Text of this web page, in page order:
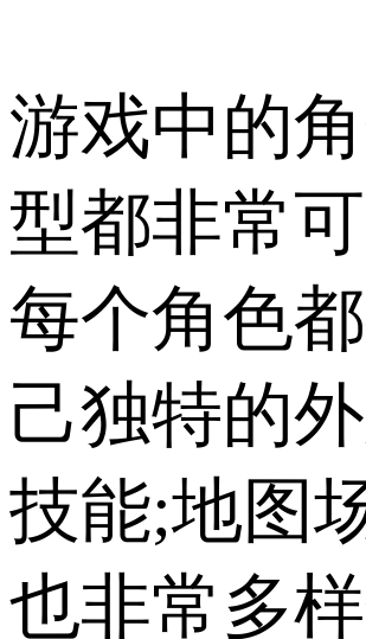
游戏中的
型都非常可
每个角色
己独特的
技能;地图
也非常多样